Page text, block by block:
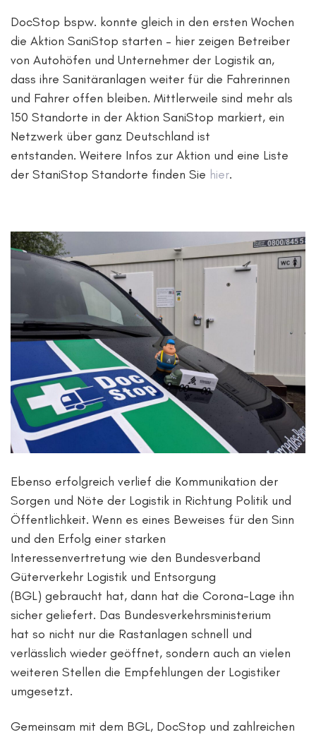
DocStop bspw. konnte gleich in den ersten Wochen
die Aktion SaniStop starten – hier zeigen Betreiber
von Autohöfen und Unternehmer der Logistik an,
dass ihre Sanitäranlagen weiter für die Fahrerinnen
und Fahrer offen bleiben. Mittlerweile sind mehr als
150 Standorte in der Aktion SaniStop markiert, ein
Netzwerk über ganz Deutschland ist
entstanden. Weitere Infos zur Aktion und eine Liste
der StaniStop Standorte finden Sie hier.
Ebenso erfolgreich verlief die Kommunikation der
Sorgen und Nöte der Logistik in Richtung Politik und
Öffentlichkeit. Wenn es eines Beweises für den Sinn
und den Erfolg einer starken
Interessenvertretung wie den Bundesverband
Güterverkehr Logistik und Entsorgung
(BGL) gebraucht hat, dann hat die Corona-Lage ihn
sicher geliefert. Das Bundesverkehrsministerium
hat so nicht nur die Rastanlagen schnell und
verlässlich wieder geöffnet, sondern auch an vielen
weiteren Stellen die Empfehlungen der Logistiker
umgesetzt.
Gemeinsam mit dem BGL, DocStop und zahlreichen